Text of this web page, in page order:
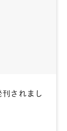
されまし